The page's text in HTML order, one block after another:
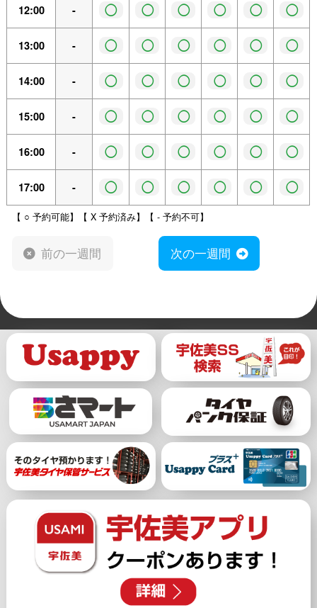
12:00 - ◯ ◯ ◯ ◯ ◯ ◯
13:00 - ◯ ◯ ◯ ◯ ◯ ◯
14:00 - ◯ ◯ ◯ ◯ ◯ ◯
15:00 - ◯ ◯ ◯ ◯ ◯ ◯
16:00 - ◯ ◯ ◯ ◯ ◯ ◯
17:00 - ◯ ◯ ◯ ◯ ◯ ◯
【 ○ 予約可能】【 X 予約済み】【 - 予約不可】
前の一週間 次の一週間